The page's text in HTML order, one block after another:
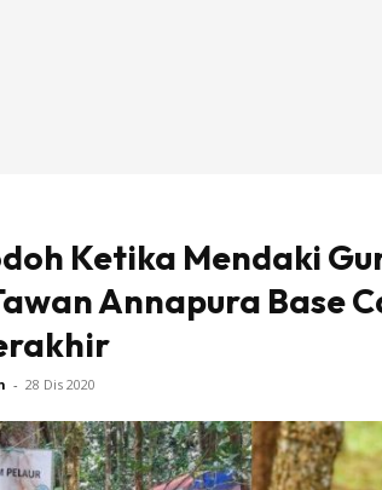
Sentiasa up to date
Ketika Mendaki
Annapura Base
- 28 Dis 2020